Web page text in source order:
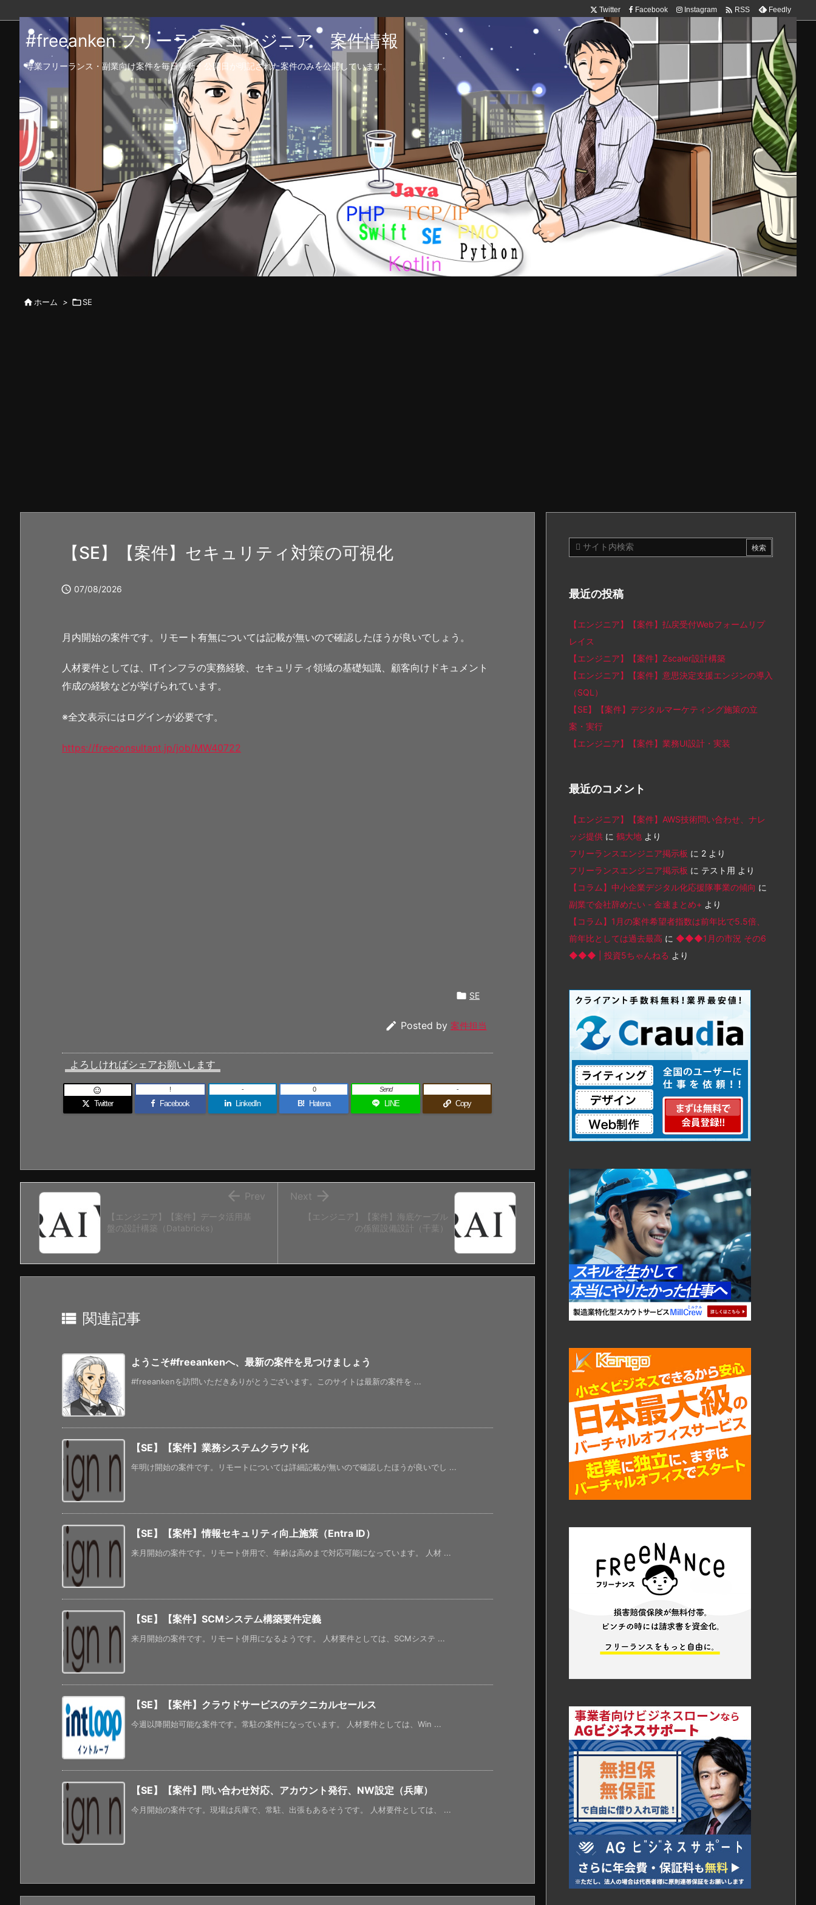
Twitter Facebook Instagram  RSS Feedly
#freeanken フリーランスエンジニア 案件情報
専業フリーランス・副業向け案件を毎日更新！公開日が明記された案件のみを公開しています。
 ホーム > SE
【SE】【案件】セキュリティ対策の可視化
 07/08/2026
月内開始の案件です。リモート有無については記載が無いので確認したほうが良いでしょう。
人材要件としては、ITインフラの実務経験、セキュリティ領域の基礎知識、顧客向けドキュメント
作成の経験などが挙げられています。
※全文表示にはログインが必要です。
https://freeconsultant.jp/job/MW40722
 SE
 Posted by 案件担当
よろしければシェアお願いします
Twitter

Facebook
!
LinkedIn
-
B! Hatena
0
LINE
Send
Copy
-
【エンジニア】【案件】海底ケーブル
の係留設備設計（千葉）

Next
【エンジニア】【案件】データ活用基
盤の設計構築（Databricks）
 Prev
 関連記事
ようこそ#freeankenへ、最新の案件を見つけましょう
#freeankenを訪問いただきありがとうございます。このサイトは最新の案件を ...
【SE】【案件】業務システムクラウド化
年明け開始の案件です。リモートについては詳細記載が無いので確認したほうが良いでし ...
【SE】【案件】情報セキュリティ向上施策（Entra ID）
来月開始の案件です。リモート併用で、年齢は高めまで対応可能になっています。 人材 ...
【SE】【案件】SCMシステム構築要件定義
来月開始の案件です。リモート併用になるようです。 人材要件としては、SCMシステ ...
【SE】【案件】クラウドサービスのテクニカルセールス
今週以降開始可能な案件です。常駐の案件になっています。 人材要件としては、Win ...
【SE】【案件】問い合わせ対応、アカウント発行、NW設定（兵庫）
今月開始の案件です。現場は兵庫で、常駐、出張もあるそうです。 人材要件としては、 ...
最近の投稿
【エンジニア】【案件】払戻受付Webフォームリプ
レイス
【エンジニア】【案件】Zscaler設計構築
【エンジニア】【案件】意思決定支援エンジンの導入
（SQL）
【SE】【案件】デジタルマーケティング施策の立
案・実行
【エンジニア】【案件】業務UI設計・実装
最近のコメント
【エンジニア】【案件】AWS技術問い合わせ、ナレ
ッジ提供 に 鶴大地 より
フリーランスエンジニア掲示板 に 2 より
フリーランスエンジニア掲示板 に テスト用 より
【コラム】中小企業デジタル化応援隊事業の傾向 に
副業で会社辞めたい - 金速まとめ+ より
【コラム】1月の案件希望者指数は前年比で5.5倍、
前年比としては過去最高 に ◆◆◆1月の市況 その6
◆◆◆ | 投資5ちゃんねる より